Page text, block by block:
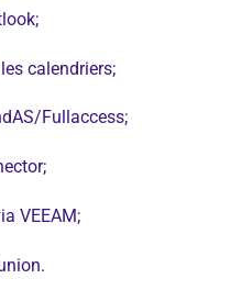
calendriers;
Fullaccess;
VEEAM;